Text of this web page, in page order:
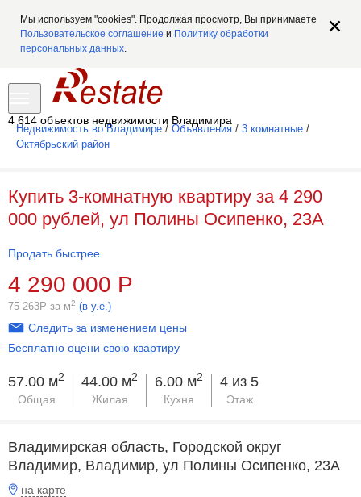
Мы используем "cookies". Продолжая просмотр, Вы принимаете
Пользовательское соглашение и Политику обработки
персональных данных.
4 614 объектов недвижимости Владимира
Недвижимость во Владимире / Объявления / 3 комнатные /
Октябрьский район
Купить 3-комнатную квартиру за 4 290
000 рублей, ул Полины Осипенко, 23А
Продать быстрее
4 290 000 Р
75 263Р за м2 (в у.е.)
Следить за изменением цены
Бесплатно оцени свою квартиру
57.00 м2
Общая
44.00 м2
Жилая
6.00 м2
Кухня
4 из 5
Этаж
Владимирская область, Городской округ
Владимир, Владимир, ул Полины Осипенко, 23А
на карте